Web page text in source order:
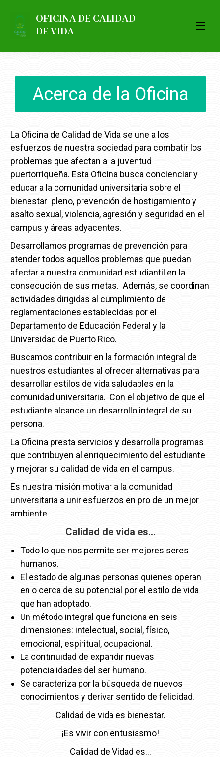
OFICINA DE CALIDAD
DE VIDA
Acerca de la Oficina
La Oficina de Calidad de Vida se une a los
esfuerzos de nuestra sociedad para combatir los
problemas que afectan a la juventud
puertorriqueña. Esta Oficina busca concienciar y
educar a la comunidad universitaria sobre el
bienestar pleno, prevención de hostigamiento y
asalto sexual, violencia, agresión y seguridad en el
campus y áreas adyacentes.
Desarrollamos programas de prevención para
atender todos aquellos problemas que puedan
afectar a nuestra comunidad estudiantil en la
consecución de sus metas. Además, se coordinan
actividades dirigidas al cumplimiento de
reglamentaciones establecidas por el
Departamento de Educación Federal y la
Universidad de Puerto Rico.
Buscamos contribuir en la formación integral de
nuestros estudiantes al ofrecer alternativas para
desarrollar estilos de vida saludables en la
comunidad universitaria. Con el objetivo de que el
estudiante alcance un desarrollo integral de su
persona.
La Oficina presta servicios y desarrolla programas
que contribuyen al enriquecimiento del estudiante
y mejorar su calidad de vida en el campus.
Es nuestra misión motivar a la comunidad
universitaria a unir esfuerzos en pro de un mejor
ambiente.
Calidad de vida es…
Todo lo que nos permite ser mejores seres
humanos.
El estado de algunas personas quienes operan
en o cerca de su potencial por el estilo de vida
que han adoptado.
Un método integral que funciona en seis
dimensiones: intelectual, social, físico,
emocional, espiritual, ocupacional.
La continuidad de expandir nuevas
potencialidades del ser humano.
Se caracteriza por la búsqueda de nuevos
conocimientos y derivar sentido de felicidad.
Calidad de vida es bienestar.
¡Es vivir con entusiasmo!
Calidad de Vidad es…